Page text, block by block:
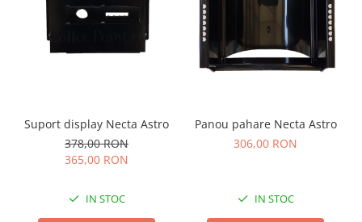
Suport display Necta Astro
378,00 RON
365,00 RON
IN STOC
Panou pahare Necta Astro
306,00 RON
IN STOC